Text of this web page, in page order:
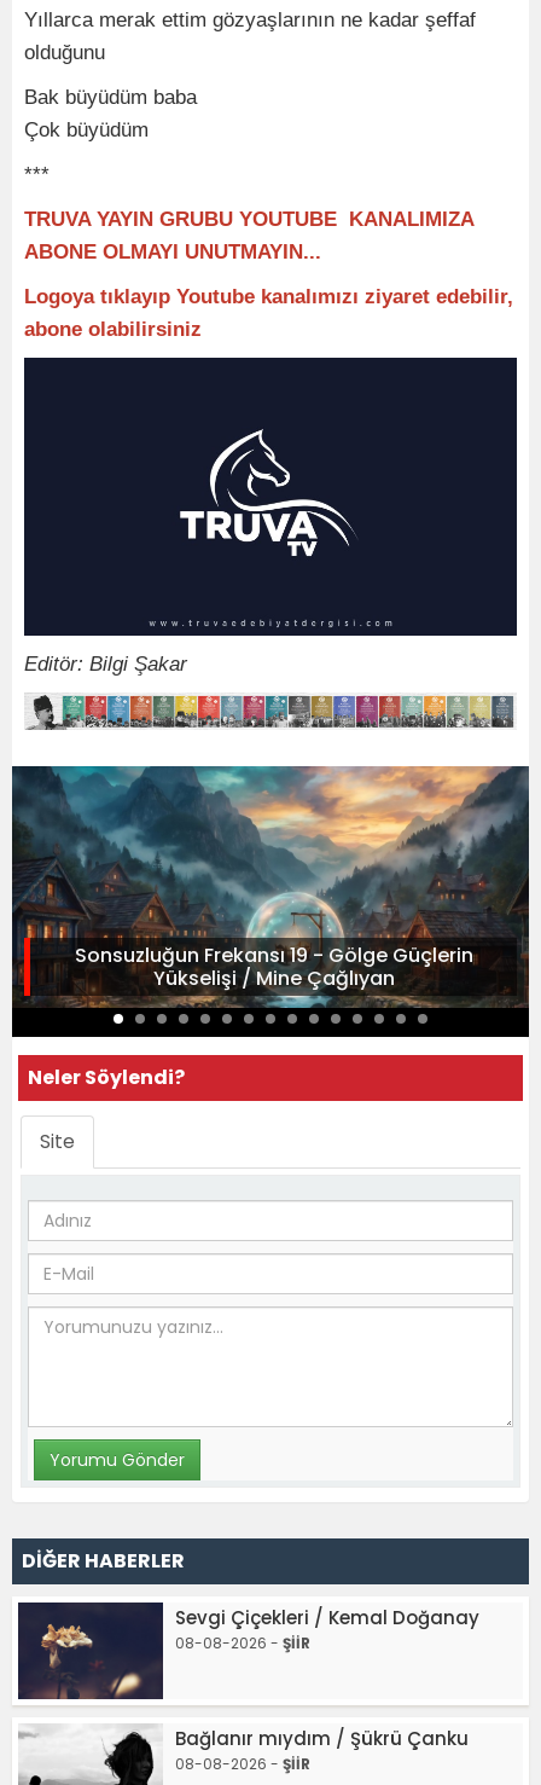
Yıllarca merak ettim gözyaşlarının ne kadar şeffaf
olduğunu
Bak büyüdüm baba
Çok büyüdüm
***
TRUVA YAYIN GRUBU YOUTUBE KANALIMIZA
ABONE OLMAYI UNUTMAYIN...
Logoya tıklayıp Youtube kanalımızı ziyaret edebilir,
abone olabilirsiniz
Editör: Bilgi Şakar
Sonsuzluğun Frekansı 19 - Gölge Güçlerin
Yükselişi / Mine Çağlıyan
Neler Söylendi?
Site
DİĞER HABERLER
Sevgi Çiçekleri / Kemal Doğanay
08-08-2026 - ŞİİR
Bağlanır mıydım / Şükrü Çanku
08-08-2026 - ŞİİR